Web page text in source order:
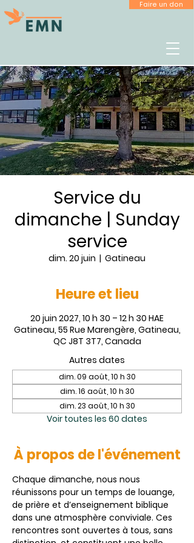
Faire un don
Service du
dimanche | Sunday
service
dim. 20 juin
  |
Gatineau
Heure et lieu
20 juin 2027, 10 h 30 – 12 h 30 HAE
Gatineau, 55 Rue Marengère, Gatineau,
QC J8T 3T7, Canada
Autres dates
dim. 09 août, 10 h 30
dim. 16 août, 10 h 30
dim. 23 août, 10 h 30
Voir toutes les 60 dates
À propos de l'événement
Chaque dimanche, nous nous
réunissons pour un temps de louange,
de prière et d’enseignement biblique
dans une atmosphère conviviale. Ces
rencontres sont ouvertes à tous, sans